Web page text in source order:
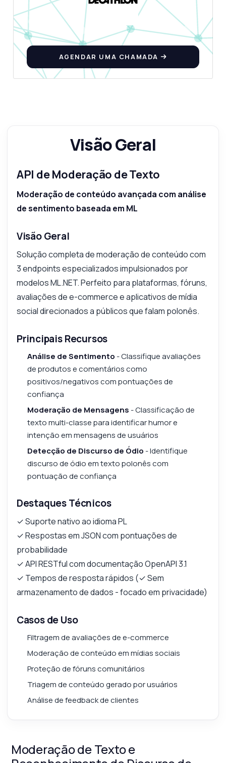
AGENDAR UMA CHAMADA
Visão Geral
API de Moderação de Texto
Moderação de conteúdo avançada com análise
de sentimento baseada em ML
Visão Geral
Solução completa de moderação de conteúdo com
3 endpoints especializados impulsionados por
modelos ML.NET. Perfeito para plataformas, fóruns,
avaliações de e-commerce e aplicativos de mídia
social direcionados a públicos que falam polonês.
Principais Recursos
Análise de Sentimento - Classifique avaliações
de produtos e comentários como
positivos/negativos com pontuações de
confiança
Moderação de Mensagens - Classificação de
texto multi-classe para identificar humor e
intenção em mensagens de usuários
Detecção de Discurso de Ódio - Identifique
discurso de ódio em texto polonês com
pontuação de confiança
Destaques Técnicos
✓ Suporte nativo ao idioma PL
✓ Respostas em JSON com pontuações de
probabilidade
✓ API RESTful com documentação OpenAPI 3.1
✓ Tempos de resposta rápidos (✓ Sem
armazenamento de dados - focado em privacidade)
Casos de Uso
Filtragem de avaliações de e-commerce
Moderação de conteúdo em mídias sociais
Proteção de fóruns comunitários
Triagem de conteúdo gerado por usuários
Análise de feedback de clientes
Moderação de Texto e
Como envio uma mensagem para
Quais parâmetros são necessários para
análise de sentimentos?
texto?
Mostre-me um exemplo de código